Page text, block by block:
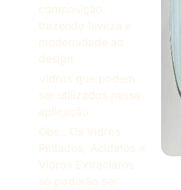
composição,
trazendo leveza e
modernidade ao
design.
Vidros que podem
ser utilizados nessa
aplicação:
Obs.: Os Vidros
Pintados, Acidatos e
Vidros Extraclaros
só poderão ser